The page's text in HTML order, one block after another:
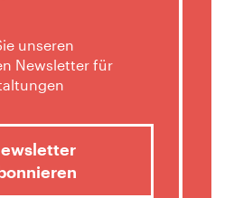
unseren
Newsletter für